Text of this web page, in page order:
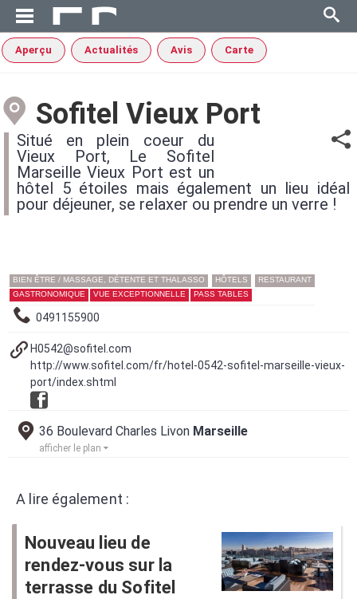
Aperçu Actualités Avis Carte
Sofitel Vieux Port
Situé en plein coeur du
Vieux Port, Le Sofitel
Marseille Vieux Port est un
hôtel 5 étoiles mais également un lieu idéal
pour déjeuner, se relaxer ou prendre un verre !
BIEN ÊTRE / MASSAGE, DÉTENTE ET THALASSO HÔTELS
RESTAURANT
GASTRONOMIQUE
VUE EXCEPTIONNELLE PASS TABLES
0491155900
H0542@sofitel.com
http://www.sofitel.com/fr/hotel-0542-sofitel-marseille-vieux-
port/index.shtml
36 Boulevard Charles Livon Marseille
afficher le plan
A lire également :
Nouveau lieu de
rendez-vous sur la
terrasse du Sofitel